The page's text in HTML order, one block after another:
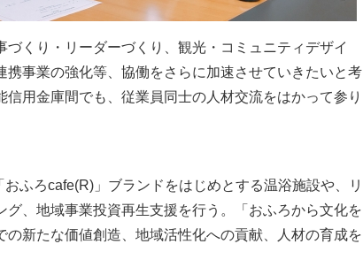
くり・リーダーづくり、観光・コミュニティデザイ
携事業の強化等、協働をさらに加速させていきたいと考
信用金庫間でも、従業員同士の人材交流をはかって参り
ふろcafe(R)」ブランドをはじめとする温浴施設や、リ
グ、地域事業投資再生支援を行う。「おふろから文化を
新たな価値創造、地域活性化への貢献、人材の育成を